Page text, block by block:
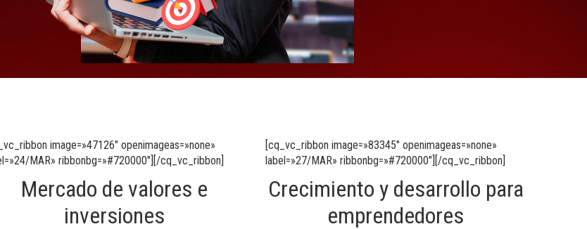
image=»47126″ openimageas=»none»
MAR» ribbonbg=»#720000″][/cq_vc_ribbon]
Mercado de valores e
inversiones
[cq_vc_ribbon image=»83345″ openimageas=»none»
label=»27/MAR» ribbonbg=»#720000″][/cq_vc_ribbon]
Crecimiento y desarrollo para
emprendedores